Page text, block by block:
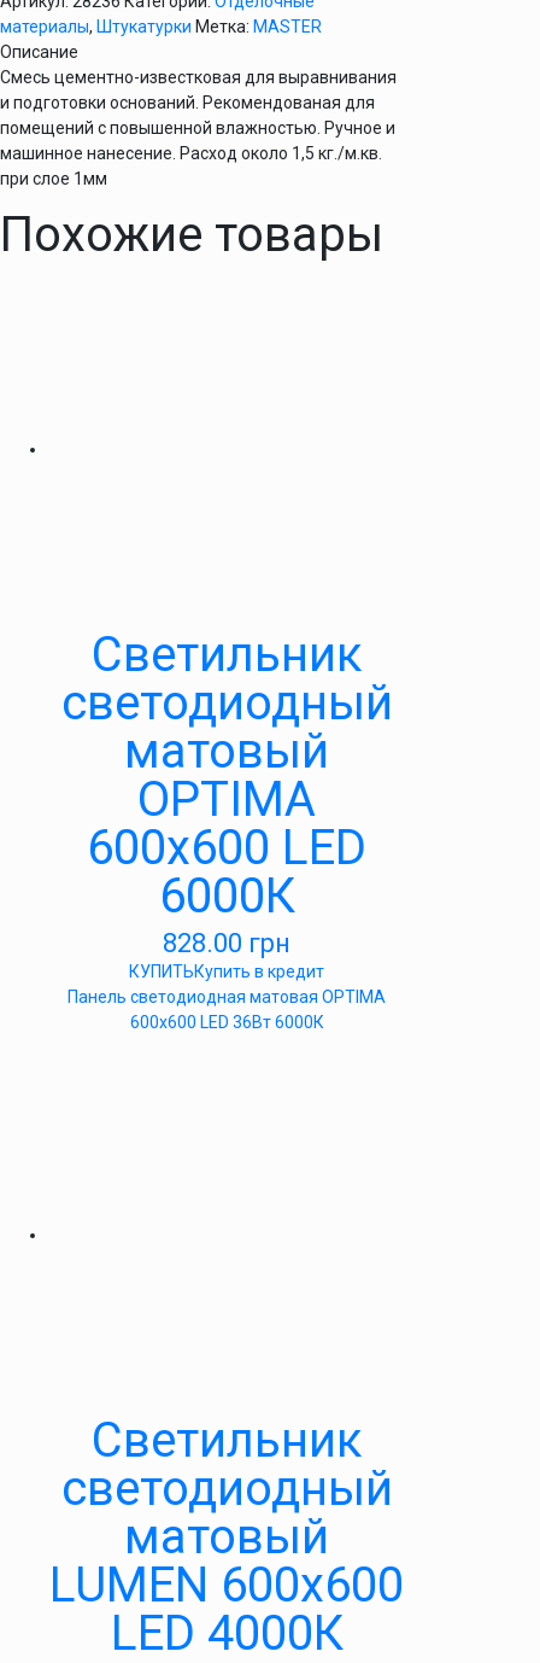
материалы, Штукатурки Метка: MASTER
Описание
Смесь цементно-известковая для выравнивания
и подготовки оснований. Рекомендованая для
помещений с повышенной влажностью. Ручное и
машинное нанесение. Расход около 1,5 кг./м.кв.
при слое 1мм
Похожие товары
Светильник
светодиодный
матовый
OPTIMA
600х600 LED
6000К
828.00 грн
КУПИТЬКупить в кредит
Панель светодиодная матовая OPTIMA
600х600 LED 36Вт 6000К
Светильник
светодиодный
матовый
LUMEN 600х600
LED 4000К